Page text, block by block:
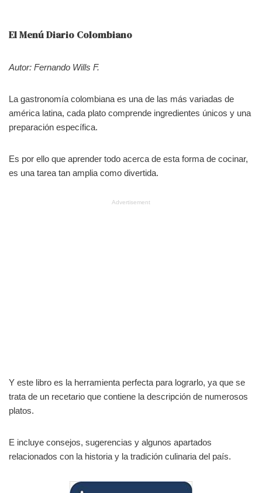
El Menú Diario Colombiano
Autor: Fernando Wills F.
La gastronomía colombiana es una de las más variadas de
américa latina, cada plato comprende ingredientes únicos y una
preparación específica.
Es por ello que aprender todo acerca de esta forma de cocinar,
es una tarea tan amplia como divertida.
Advertisement
Y este libro es la herramienta perfecta para lograrlo, ya que se
trata de un recetario que contiene la descripción de numerosos
platos.
E incluye consejos, sugerencias y algunos apartados
relacionados con la historia y la tradición culinaria del país.